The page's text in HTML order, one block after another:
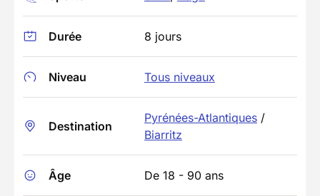
Durée 8 jours
Niveau Tous niveaux
Destination
Pyrénées-Atlantiques /
Biarritz
Âge De 18 - 90 ans